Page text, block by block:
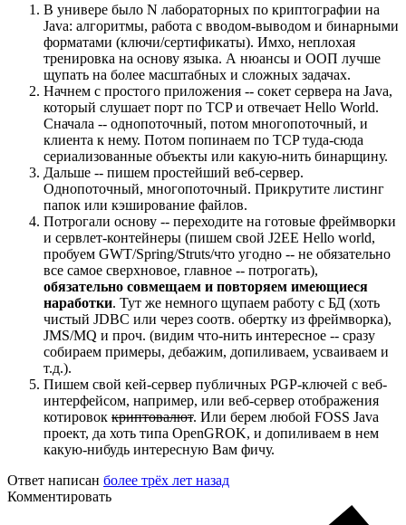
В универе было N лабораторных по криптографии на
Java: алгоритмы, работа с вводом-выводом и бинарными
форматами (ключи/сертификаты). Имхо, неплохая
тренировка на основу языка. А нюансы и ООП лучше
щупать на более масштабных и сложных задачах.
Начнем с простого приложения -- сокет сервера на Java,
который слушает порт по TCP и отвечает Hello World.
Сначала -- однопоточный, потом многопоточный, и
клиента к нему. Потом попинаем по TCP туда-сюда
сериализованные объекты или какую-нить бинарщину.
Дальше -- пишем простейший веб-сервер.
Однопоточный, многопоточный. Прикрутите листинг
папок или кэширование файлов.
Потрогали основу -- переходите на готовые фреймворки
и сервлет-контейнеры (пишем свой J2EE Hello world,
пробуем GWT/Spring/Struts/что угодно -- не обязательно
все самое сверхновое, главное -- потрогать),
обязательно совмещаем и повторяем имеющиеся
наработки. Тут же немного щупаем работу с БД (хоть
чистый JDBC или через соотв. обертку из фреймворка),
JMS/MQ и проч. (видим что-нить интересное -- сразу
собираем примеры, дебажим, допиливаем, усваиваем и
т.д.).
Пишем свой кей-сервер публичных PGP-ключей с веб-
интерфейсом, например, или веб-сервер отображения
котировок криптовалют. Или берем любой FOSS Java
проект, да хоть типа OpenGROK, и допиливаем в нем
какую-нибудь интересную Вам фичу.
Ответ написан более трёх лет назад
Комментировать